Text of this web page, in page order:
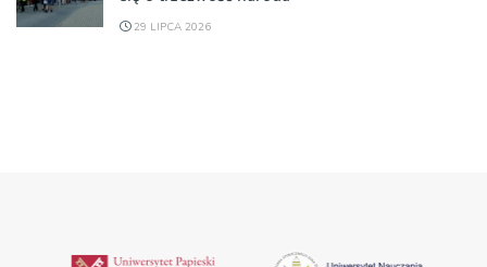
29 LIPCA 2026